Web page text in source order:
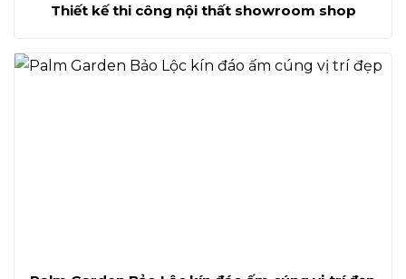
Thiết kế thi công nội thất showroom shop